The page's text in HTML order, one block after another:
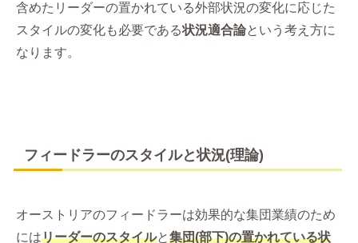
含めたリーダーの置かれている外部状況の変化に応じた
スタイルの変化も必要である状況適合論という考え方に
なります。
フィードラーのスタイルと状況(理論)
オーストリアのフィードラーは効果的な集団業績のため
にはリーダーのスタイルと集団(部下)の置かれている状